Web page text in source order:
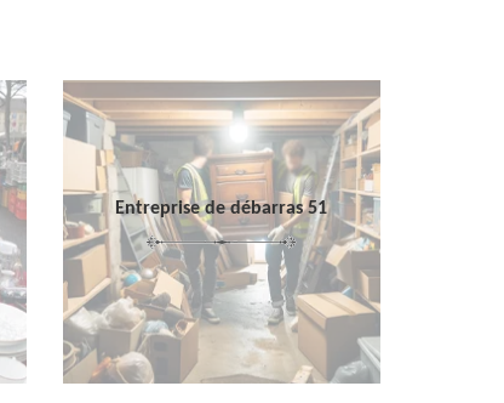
Entreprise de débarras 51